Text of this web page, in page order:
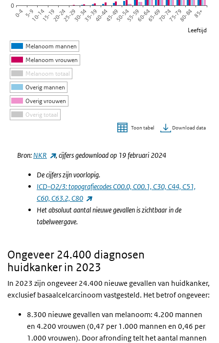
Leeftijd
Melanoom mannen
Melanoom vrouwen
Melanoom totaal
Overig mannen
Overig vrouwen
Overig totaal
0
0-4 5-910-1415-1920-2425-2930-3435-3940-4445-4950-5455-5960-6465-6970-7475-7980-84 85+
Toon tabel Download data
Bron: NKR (externe link)
, cijfers gedownload op 19 februari 2024
De cijfers zijn voorlopig.
ICD-O2/3: topografiecodes C00.0, C00.1, C30, C44, C51,
C60, C63.2, C80
(externe link)
Het absoluut aantal nieuwe gevallen is zichtbaar in de
tabelweergave.
Ongeveer 24.400 diagnosen
huidkanker in 2023
In 2023 zijn ongeveer 24.400 nieuwe gevallen van huidkanker,
exclusief basaalcelcarcinoom vastgesteld. Het betrof ongeveer:
8.300 nieuwe gevallen van melanoom: 4.200 mannen
en 4.200 vrouwen (0,47 per 1.000 mannen en 0,46 per
1.000 vrouwen). Door afronding telt het aantal mannen